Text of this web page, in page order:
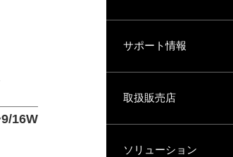
サポート情報
取扱販売店
ソリューション
16W